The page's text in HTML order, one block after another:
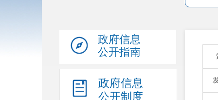
政府信息
公开指南
政府信息
公开制度